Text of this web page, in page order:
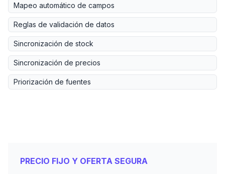
Mapeo automático de campos
Reglas de validación de datos
Sincronización de stock
Sincronización de precios
Priorización de fuentes
PRECIO FIJO Y OFERTA SEGURA